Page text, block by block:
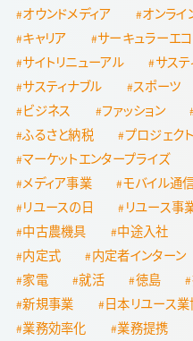
オウンドメディア
オンライ
キャリア
サーキュラーエ
サイトリニューアル
サステ
サスティナブル
スポーツ
ビジネス
ファッション
ふるさと納税
プロジェクト
マーケットエンタープライズ
メディア事業
モバイル通
リユースの日
リユース事
中古農機具
中途入社
内定式
内定者インターン
家電
就活 徳島
新規事業
日本リユース
業務効率化
業務提携